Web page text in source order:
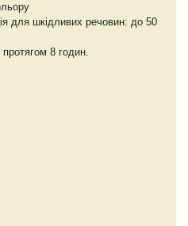
для шкідливих речовин: до 50
8 годин.